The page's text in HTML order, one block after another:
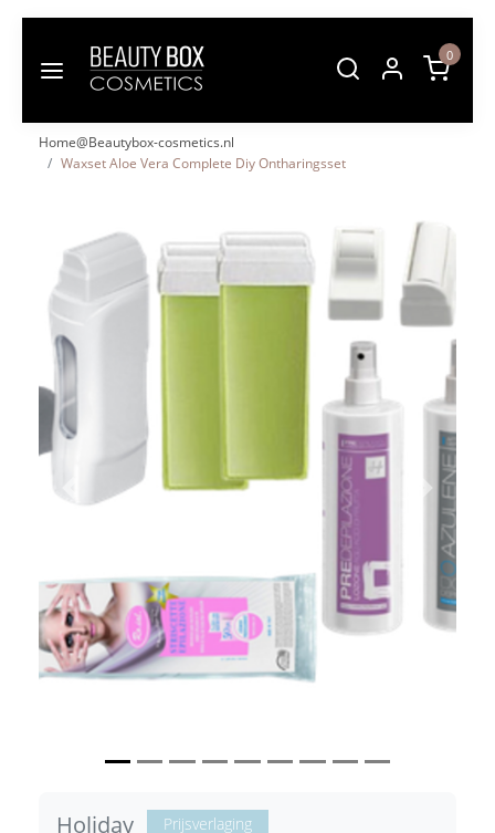
0
Home@Beautybox-cosmetics.nl
Waxset Aloe Vera Complete Diy Ontharingsset
Vorige Volgende
Holiday Prijsverlaging